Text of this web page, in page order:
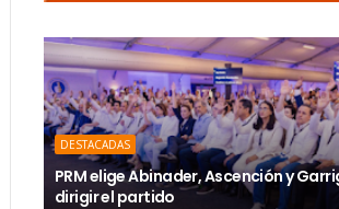
DESTACADAS
PRM elige Abinader, Ascención y
dirigir el partido